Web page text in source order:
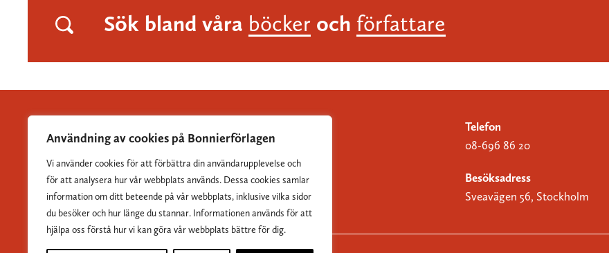
Användning av cookies på Bonnierförlagen
Vi använder cookies för att förbättra din användarupplevelse och
för att analysera hur vår webbplats används. Dessa cookies samlar
information om ditt beteende på vår webbplats, inklusive vilka sidor
du besöker och hur länge du stannar. Informationen används för att
hjälpa oss förstå hur vi kan göra vår webbplats bättre för dig.
Sök bland våra böcker och författare
Albert Bonniers Förlag grundades 1837 och är Sveriges
största skönlitterära förlag.
Telefon
08-696 86 20
Besöksadress
Sveavägen 56, Stockholm